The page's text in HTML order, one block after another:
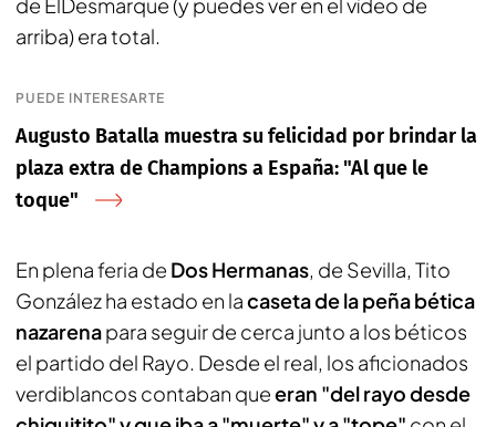
arriba) era total.
PUEDE INTERESARTE
Augusto Batalla muestra su felicidad por brindar la
plaza extra de Champions a España: "Al que le
toque"
En plena feria de Dos Hermanas, de Sevilla, Tito
González ha estado en lacaseta de la peña bética
nazarenapara seguir de cerca junto a los béticos
el partido del Rayo. Desde el real, los aficionados
verdiblancos contaban queeran "del rayo desde